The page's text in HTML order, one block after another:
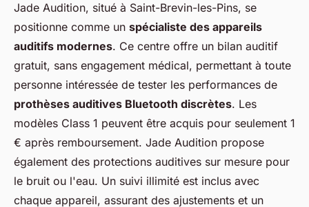
Jade Audition, situé à Saint-Brevin-les-Pins, se
positionne comme un spécialiste des appareils
auditifs modernes. Ce centre offre un bilan auditif
gratuit, sans engagement médical, permettant à toute
personne intéressée de tester les performances de
prothèses auditives Bluetooth discrètes. Les
modèles Class 1 peuvent être acquis pour seulement 1
€ après remboursement. Jade Audition propose
également des protections auditives sur mesure pour
le bruit ou l'eau. Un suivi illimité est inclus avec
chaque appareil, assurant des ajustements et un